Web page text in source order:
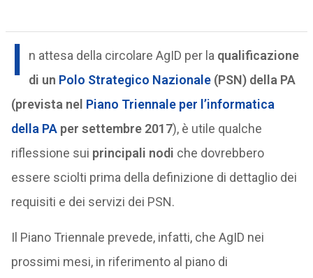
I n attesa della circolare AgID per la qualificazione
di un Polo Strategico Nazionale(PSN) della PA
(prevista nel Piano Triennale per l’informatica
della PAper settembre 2017), è utile qualche
riflessione sui principali nodi che dovrebbero
essere sciolti prima della definizione di dettaglio dei
requisiti e dei servizi dei PSN.
Il Piano Triennale prevede, infatti, che AgID nei
prossimi mesi, in riferimento al piano di